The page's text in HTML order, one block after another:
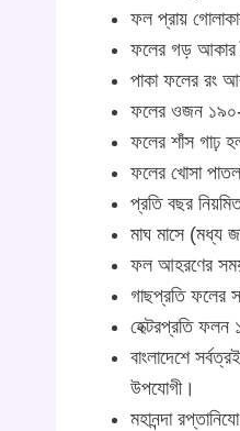
ফল প্রায়
ফলের গড় আকার
পাকা ফলের রং
ফলের ওজন
ফলের শাঁস গাঢ়
ফলের খোসা
প্রতি বছর
মাঘ মাসে (মধ্য
ফল আহরণের সময়
গাছপ্রতি ফলের
হেক্টরপ্রতি ফলন
বাংলাদেশে
উপযোগী।
মহানন্দা